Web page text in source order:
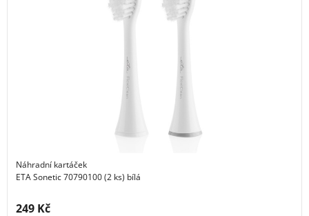
Náhradní kartáček
ETA Sonetic 70790100 (2 ks) bílá
Cena s DPH:
249 Kč